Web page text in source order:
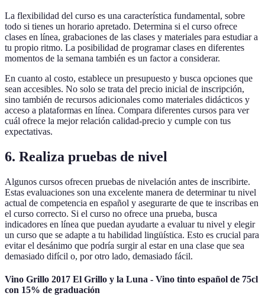
La flexibilidad del curso es una característica fundamental, sobre
todo si tienes un horario apretado. Determina si el curso ofrece
clases en línea, grabaciones de las clases y materiales para estudiar a
tu propio ritmo. La posibilidad de programar clases en diferentes
momentos de la semana también es un factor a considerar.
En cuanto al costo, establece un presupuesto y busca opciones que
sean accesibles. No solo se trata del precio inicial de inscripción,
sino también de recursos adicionales como materiales didácticos y
acceso a plataformas en línea. Compara diferentes cursos para ver
cuál ofrece la mejor relación calidad-precio y cumple con tus
expectativas.
6. Realiza pruebas de nivel
Algunos cursos ofrecen pruebas de nivelación antes de inscribirte.
Estas evaluaciones son una excelente manera de determinar tu nivel
actual de competencia en español y asegurarte de que te inscribas en
el curso correcto. Si el curso no ofrece una prueba, busca
indicadores en línea que puedan ayudarte a evaluar tu nivel y elegir
un curso que se adapte a tu habilidad lingüística. Esto es crucial para
evitar el desánimo que podría surgir al estar en una clase que sea
demasiado difícil o, por otro lado, demasiado fácil.
Vino Grillo 2017 El Grillo y la Luna - Vino tinto español de 75cl
con 15% de graduación